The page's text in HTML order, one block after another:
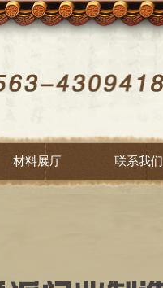
材料展厅 联系我们